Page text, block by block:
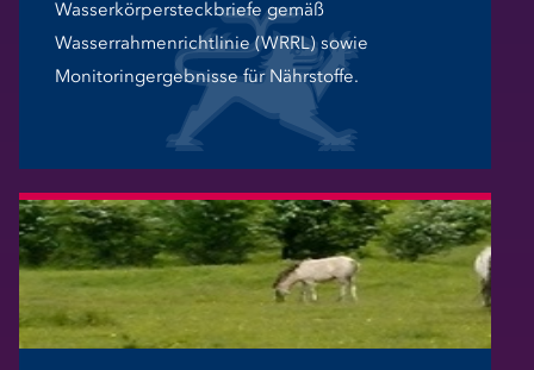
Wasserkörpersteckbriefe gemäß
Wasserrahmenrichtlinie (WRRL) sowie
Monitoringergebnisse für Nährstoffe.